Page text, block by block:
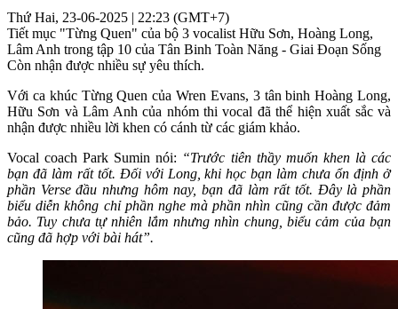
Thứ Hai, 23-06-2025 | 22:23 (GMT+7)
Tiết mục "Từng Quen" của bộ 3 vocalist Hữu Sơn, Hoàng Long,
Lâm Anh trong tập 10 của Tân Binh Toàn Năng - Giai Đoạn Sống
Còn nhận được nhiều sự yêu thích.
Với ca khúc Từng Quen của Wren Evans, 3 tân binh Hoàng Long,
Hữu Sơn và Lâm Anh của nhóm thi vocal đã thể hiện xuất sắc và
nhận được nhiều lời khen có cánh từ các giám khảo.
Vocal coach Park Sumin nói: “Trước tiên thầy muốn khen là các
bạn đã làm rất tốt. Đối với Long, khi học bạn làm chưa ổn định ở
phần Verse đầu nhưng hôm nay, bạn đã làm rất tốt. Đây là phần
biểu diễn không chỉ phần nghe mà phần nhìn cũng cần được đảm
bảo. Tuy chưa tự nhiên lắm nhưng nhìn chung, biểu cảm của bạn
cũng đã hợp với bài hát”.